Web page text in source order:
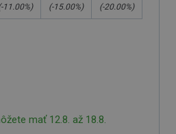
11.00%)
(-15.00%)
(-20.00%)
mať 12.8. až 18.8.